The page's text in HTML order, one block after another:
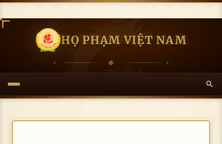
HỌ PHẠM VIỆT NAM